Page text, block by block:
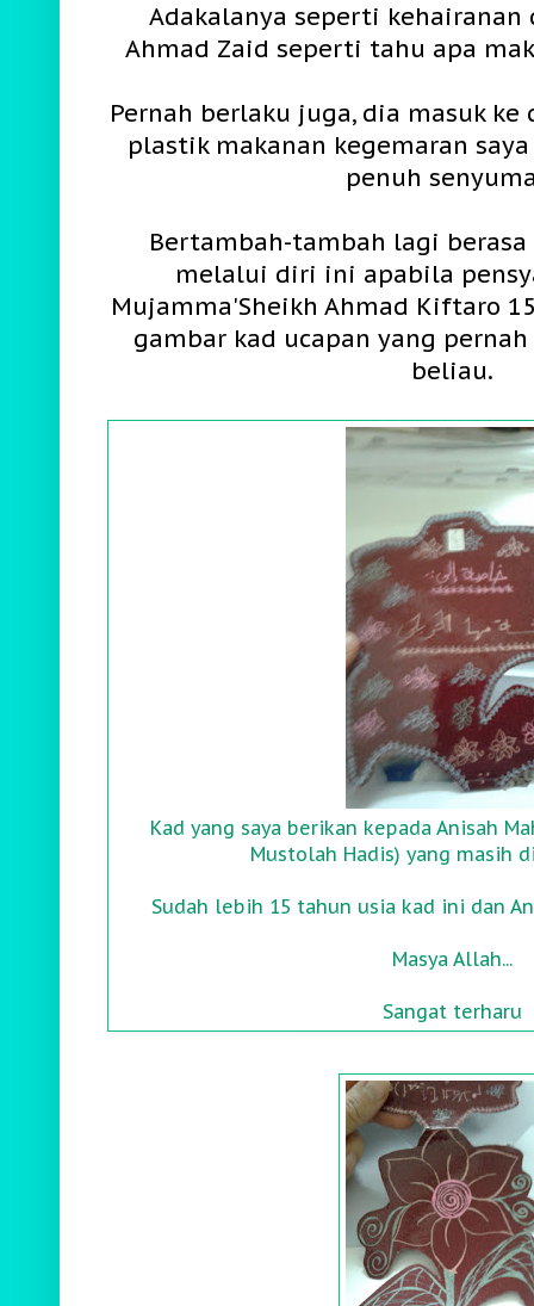
Adakalanya seperti
Ahmad Zaid seperti tahu apa
Pernah berlaku juga, dia masuk
plastik makanan kegemaran
penuh
Bertambah-tambah lagi
melalui diri ini apabila
Mujamma'Sheikh Ahmad Kiftaro
gambar kad ucapan yang
beliau.
Kad yang saya berikan kepada Anisah
Mustolah Hadis) yang masih
Sudah lebih 15 tahun usia kad ini dan
Masya Allah...
Sangat terharu